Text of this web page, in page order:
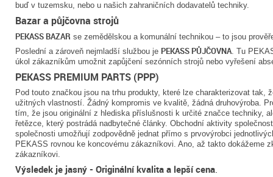
buď v tuzemsku, nebo u našich zahraničních dodavatelů techniky.
Bazar a půjčovna strojů
PEKASS BAZAR se zemědělskou a komunální technikou – to jsou
Poslední a zároveň nejmladší službou je PEKASS PŮJČOVNA. Tu
úkol zákazníkům umožnit zapůjčení sezónních strojů nebo vyřešení
PEKASS PREMIUM PARTS (PPP)
Pod touto značkou jsou na trhu produkty, které lze charakterizovat tak,
užitných vlastností. Žádný kompromis ve kvalitě, žádná druhovýroba.
tím, že jsou originální z hlediska příslušnosti k určité značce techniky,
řetězce, který postrádá nadbytečné články. Obchodní aktivity
společnosti umožňují zodpovědně jednat přímo s prvovýrobci
PEKASS rovnou ke koncovému zákazníkovi. Ano, až takto dokážeme
zákazníkovi.
Výsledek je jasný - Originální kvalita a lepší cena.